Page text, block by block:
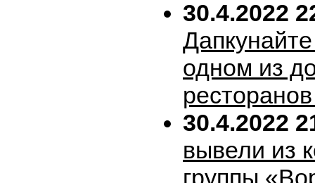
30.4.2022
одном из
30.4.2022
вывели из
группы